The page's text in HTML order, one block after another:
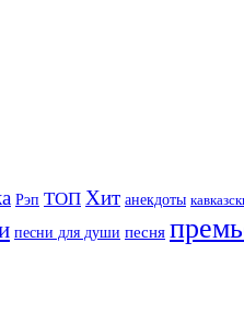
Рэп ТОП Хит анекдоты
песни для души песня